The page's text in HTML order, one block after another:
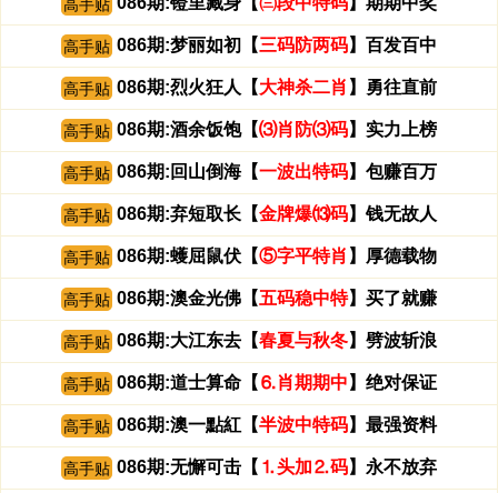
高手贴
高手贴 086期:梦丽如初【三码防两码】百发百中
高手贴 086期:烈火狂人【大神杀二肖 】勇往直前
高手贴 086期:酒余饭饱【⑶肖防⑶码】实力上榜
高手贴 086期:回山倒海【一波出特码】包赚百万
高手贴 086期:弃短取长【金牌爆⒀码】钱无故人
高手贴 086期:蠖屈鼠伏【⑤字平特肖 】厚德载物
高手贴 086期:澳金光佛【五码稳中特】买了就赚
高手贴 086期:大江东去【春夏与秋冬】劈波斩浪
高手贴 086期:道士算命【 ⒍肖期期中 】绝对保证
高手贴 086期:澳一點紅【半波中特码】最强资料
高手贴 086期:无懈可击【 ⒈头加⒉码】永不放弃